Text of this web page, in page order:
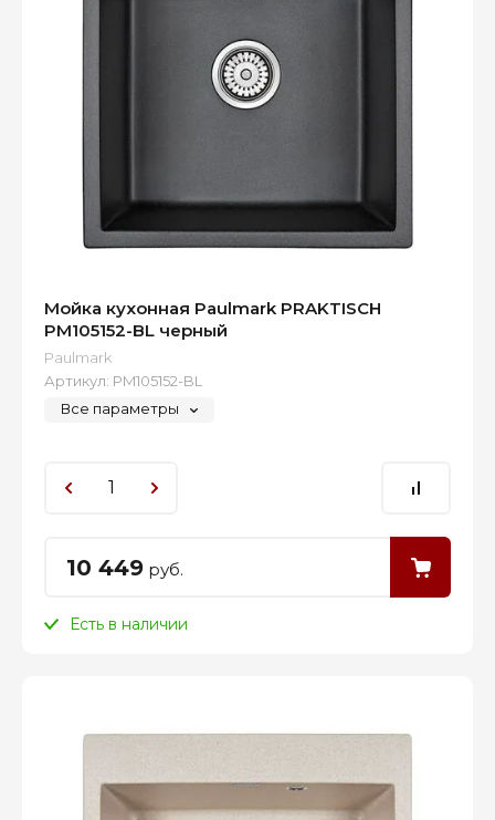
Мойка кухонная Paulmark PRAKTISCH
PM105152-BL черный
Paulmark
Артикул: PM105152-BL
Все параметры
10 449 руб.
Есть в наличии